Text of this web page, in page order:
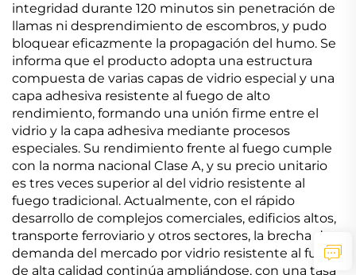
integridad durante 120 minutos sin penetración de
llamas ni desprendimiento de escombros, y pudo
bloquear eficazmente la propagación del humo. Se
informa que el producto adopta una estructura
compuesta de varias capas de vidrio especial y una
capa adhesiva resistente al fuego de alto
rendimiento, formando una unión firme entre el
vidrio y la capa adhesiva mediante procesos
especiales. Su rendimiento frente al fuego cumple
con la norma nacional Clase A, y su precio unitario
es tres veces superior al del vidrio resistente al
fuego tradicional. Actualmente, con el rápido
desarrollo de complejos comerciales, edificios altos,
transporte ferroviario y otros sectores, la brecha de
demanda del mercado por vidrio resistente al fuego
de alta calidad continúa ampliándose, con una tasa